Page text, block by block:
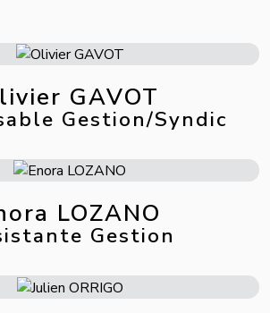
GAVOT
Gestion/Syndic
LOZANO
Gestion